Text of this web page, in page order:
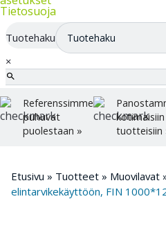
Tietosuoja
Tuotehaku
×
Referenssimme
puhuvat
puolestaan »
kotimaisiin
tuotteisiin
Etusivu » Tuotteet » Muovilavat
elintarvikekäyttöön, FIN